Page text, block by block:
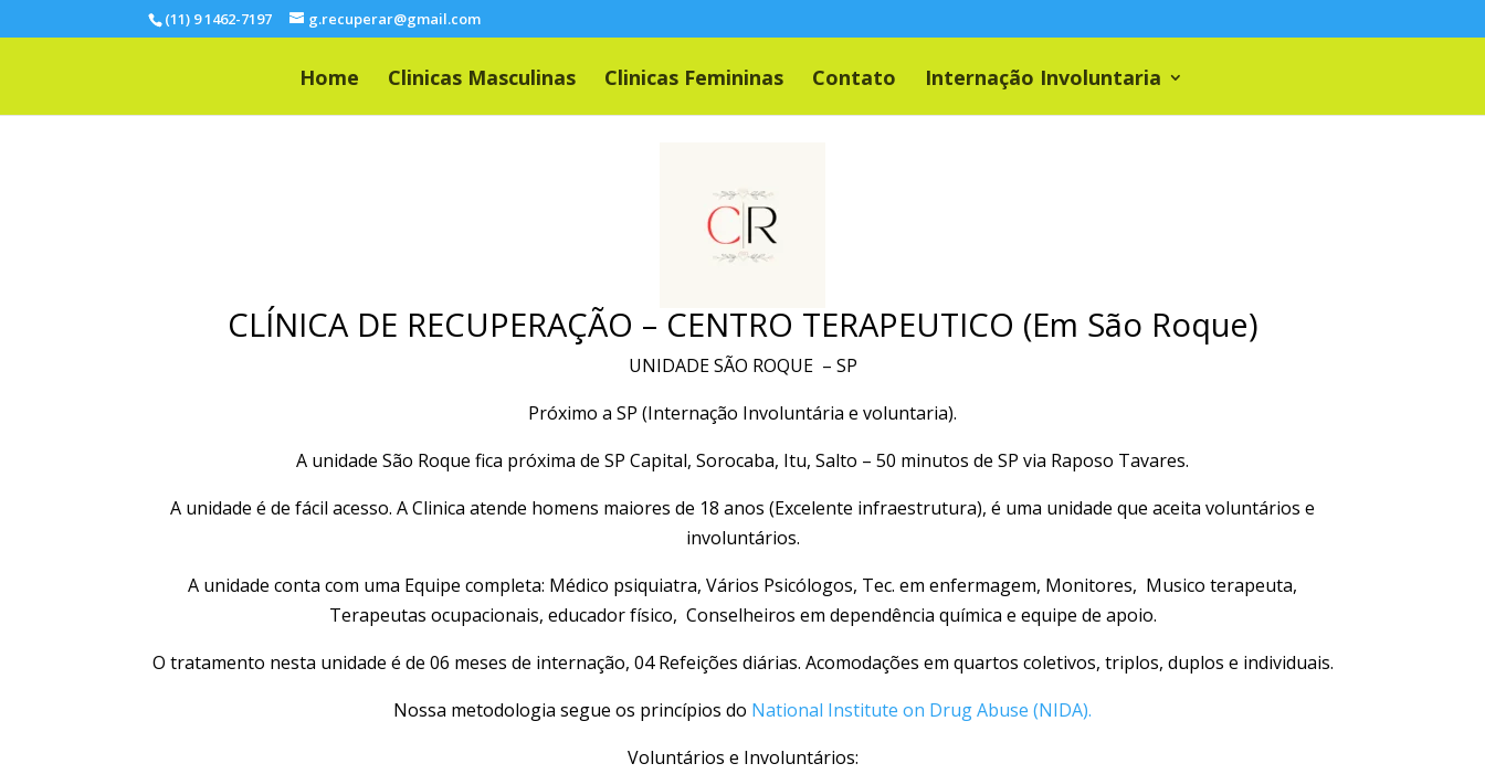
(11) 9 1462-7197 g.recuperar@gmail.com
Home Clinicas Masculinas Clinicas Femininas Contato Internação Involuntaria
CLÍNICA DE RECUPERAÇÃO – CENTRO TERAPEUTICO (Em São Roque)
UNIDADE SÃO ROQUE – SP
Próximo a SP (Internação Involuntária e voluntaria).
​A unidade São Roque fica próxima de SP Capital, Sorocaba, Itu, Salto – 50 minutos de SP via Raposo Tavares.
A unidade é de fácil acesso. A Clinica atende homens maiores de 18 anos (Excelente infraestrutura), é uma unidade que aceita voluntários e
involuntários.
A unidade conta com uma Equipe completa: Médico psiquiatra, Vários Psicólogos, Tec. em enfermagem, Monitores, Musico terapeuta,
Terapeutas ocupacionais, educador físico, Conselheiros em dependência química e equipe de apoio.
O tratamento nesta unidade é de 06 meses de internação, 04 Refeições diárias. Acomodações em quartos coletivos, triplos, duplos e individuais.
Nossa metodologia segue os princípios do National Institute on Drug Abuse (NIDA).
Voluntários e Involuntários: